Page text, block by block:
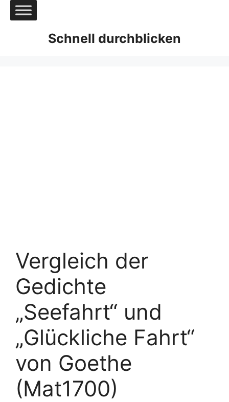
Zum
Inhalt
Schnell durchblicken
Vergleich der
Gedichte
„Seefahrt“ und
„Glückliche Fahrt“
von Goethe
(Mat1700)